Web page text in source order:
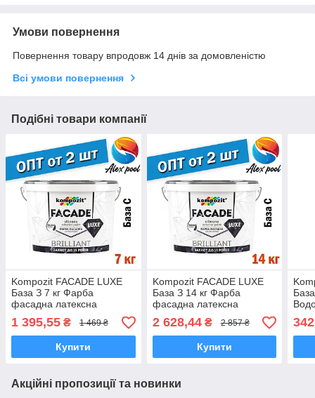
Умови повернення
Повернення товару впродовж 14 днів за домовленістю
Всі умови повернення
Подібні товари компанії
Kompozit FACADE LUXE
База З 7 кг Фарба
фасадна латексна
модифікована силіконом
1 395,55 ₴ 1 469 ₴
Купити
Kompozit FACADE LUXE
База З 14 кг Фарба
фасадна латексна
модифікована силіконом
2 628,44₴ 2 857 ₴
Купити
342
Акційні пропозиції та новинки